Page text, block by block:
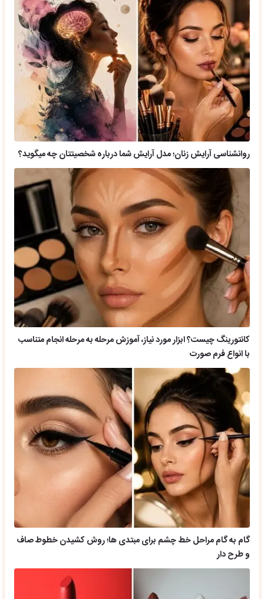
روانشناسی آرایش زنان؛ مدل آرایش شما درباره شخصیتتان چه میگوید؟
کانتورینگ چیست؟ ابزار مورد نیاز، آموزش مرحله به مرحله انجام متناسب
با انواع فرم صورت
گام به گام مراحل خط چشم برای مبتدی ها؛ روش کشیدن خطوط صاف
و طرح دار